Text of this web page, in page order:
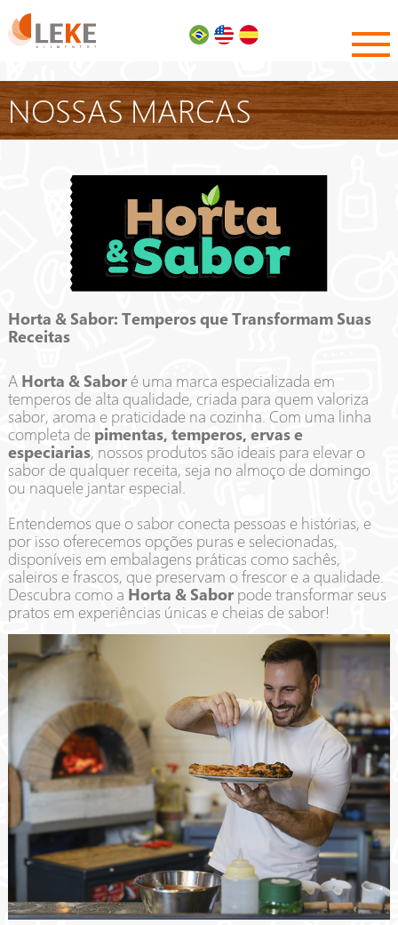
NOSSAS MARCAS
Horta & Sabor: Temperos que Transformam Suas
Receitas
A Horta & Saboré uma marca especializada em
temperos de alta qualidade, criada para quem valoriza
sabor, aroma e praticidade na cozinha. Com uma linha
completa depimentas, temperos, ervas e
especiarias, nossos produtos são ideais para elevar o
sabor de qualquer receita, seja no almoço de domingo
ou naquele jantar especial.
Entendemos que o sabor conecta pessoas e histórias, e
por isso oferecemos opções puras e selecionadas,
disponíveis em embalagens práticas como sachês,
saleiros e frascos, que preservam o frescor e a qualidade.
Descubra como a Horta & Saborpode transformar seus
pratos em experiências únicas e cheias de sabor!